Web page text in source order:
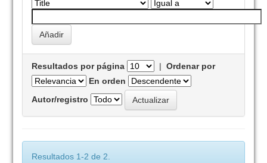
Resultados por página |Ordenar por
En orden
Autor/registro
Resultados 1-2 de 2.